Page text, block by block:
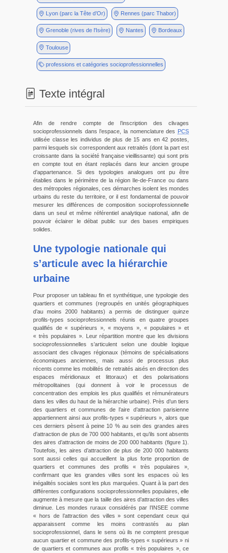
Lyon (parc la Tête d’Or) Rennes (parc Thabor)
Grenoble (rives de l'Isère) Nantes Bordeaux
Toulouse
professions et catégories socioprofessionnelles
Texte intégral
Afin de rendre compte de l’inscription des clivages
socioprofessionnels dans l’espace, la nomenclature des
PCS
utilisée classe les individus de plus de 15 ans en 42 postes,
parmi lesquels six correspondent aux retraités (dont la part est
croissante dans la société française vieillissante) qui sont pris
en compte tout en étant replacés dans leur ancien groupe
d’appartenance. Si des typologies analogues ont pu être
établies dans le périmètre de la région Ile-de-France ou dans
des métropoles régionales, ces démarches isolent les mondes
urbains du reste du territoire, or il est fondamental de pouvoir
mesurer les différences de composition socioprofessionnelle
dans un seul et même référentiel analytique national, afin de
pouvoir éclairer le débat public sur des bases empiriques
solides.
Une typologie nationale qui
s’articule avec la hiérarchie
urbaine
Pour proposer un tableau fin et synthétique, une typologie des
quartiers et communes (regroupés en unités géographiques
d’au moins 2000 habitants) a permis de distinguer quinze
profils-types socioprofessionnels réunis en quatre groupes
qualifiés de « supérieurs », « moyens », « populaires » et
« très populaires ». Leur répartition montre que les divisions
socioprofessionnelles s’articulent selon une double logique
associant des clivages régionaux (témoins de spécialisations
économiques anciennes, mais aussi de processus plus
récents comme les mobilités de retraités aisés en direction des
espaces méridionaux et littoraux) et des polarisations
métropolitaines (qui donnent à voir le processus de
concentration des emplois les plus qualifiés et rémunérateurs
dans les villes du haut de la hiérarchie urbaine). Près d’un tiers
des quartiers et communes de l’aire d’attraction parisienne
appartiennent ainsi aux profils-types « supérieurs », alors que
ces derniers pèsent à peine 10 % au sein des grandes aires
d’attraction de plus de 700 000 habitants, et qu’ils sont absents
des aires d’attraction de moins de 200 000 habitants (figure 1).
Toutefois, les aires d’attraction de plus de 200 000 habitants
sont aussi celles qui accueillent la plus forte proportion de
quartiers et communes des profils « très populaires »,
confirmant que les grandes villes sont les espaces où les
inégalités sociales sont les plus marquées. Quant à la part des
différentes configurations socioprofessionnelles populaires, elle
augmente à mesure que la taille des aires d’attraction des villes
diminue. Les mondes ruraux considérés par l’INSEE comme
« hors de l’attraction des villes » sont cependant ceux qui
apparaissent comme les moins contrastés au plan
socioprofessionnel, dans le sens où ils ne comptent presque
aucun quartier et commune des profils-types « supérieurs » ni
de quartiers et communes aux profils « très populaires », ce